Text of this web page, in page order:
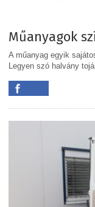
Műanyagok
A műanyag egyik
Legyen szó halvány